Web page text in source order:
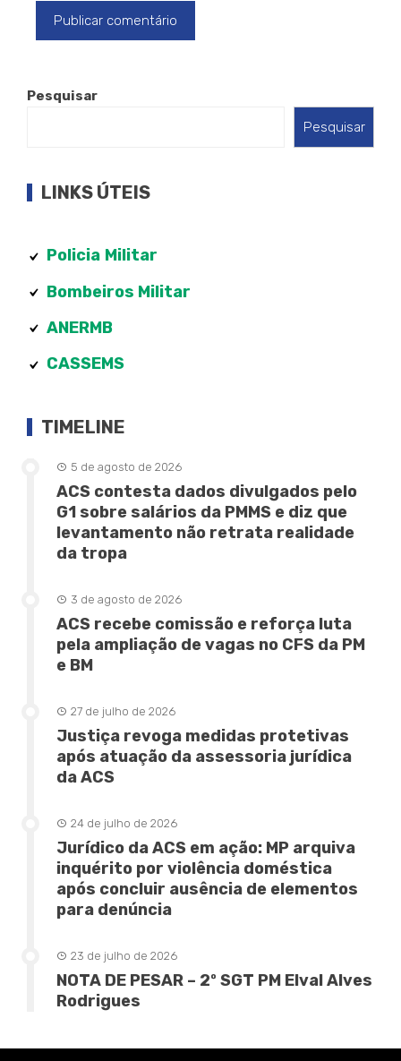
Pesquisar
Pesquisar
LINKS ÚTEIS
Policia Militar
Bombeiros Militar
ANERMB
CASSEMS
TIMELINE
5 de agosto de 2026
ACS contesta dados divulgados pelo
G1 sobre salários da PMMS e diz que
levantamento não retrata realidade
da tropa
3 de agosto de 2026
ACS recebe comissão e reforça luta
pela ampliação de vagas no CFS da PM
e BM
27 de julho de 2026
Justiça revoga medidas protetivas
após atuação da assessoria jurídica
da ACS
24 de julho de 2026
Jurídico da ACS em ação: MP arquiva
inquérito por violência doméstica
após concluir ausência de elementos
para denúncia
23 de julho de 2026
NOTA DE PESAR – 2º SGT PM Elval Alves
Rodrigues